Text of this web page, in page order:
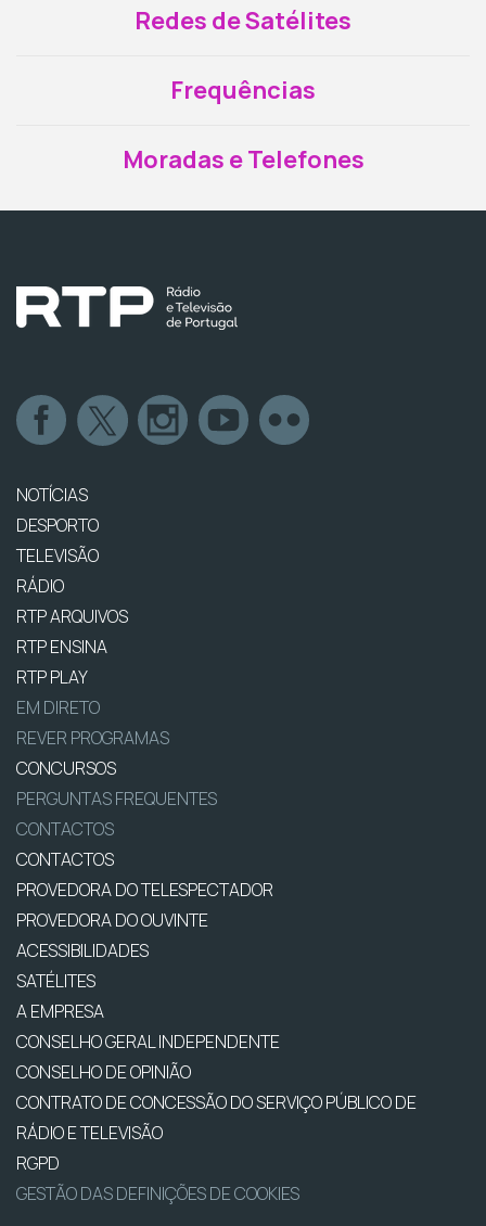
Redes de Satélites
Frequências
Moradas e Telefones
NOTÍCIAS
DESPORTO
TELEVISÃO
RÁDIO
RTP ARQUIVOS
RTP ENSINA
RTP PLAY
EM DIRETO
REVER PROGRAMAS
CONCURSOS
PERGUNTAS FREQUENTES
CONTACTOS
CONTACTOS
PROVEDORA DO TELESPECTADOR
PROVEDORA DO OUVINTE
ACESSIBILIDADES
SATÉLITES
A EMPRESA
CONSELHO GERAL INDEPENDENTE
CONSELHO DE OPINIÃO
CONTRATO DE CONCESSÃO DO SERVIÇO PÚBLICO DE
RÁDIO E TELEVISÃO
RGPD
GESTÃO DAS DEFINIÇÕES DE COOKIES